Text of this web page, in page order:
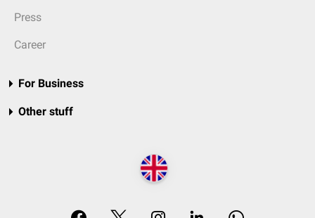
Press
Career
For Business
Other stuff